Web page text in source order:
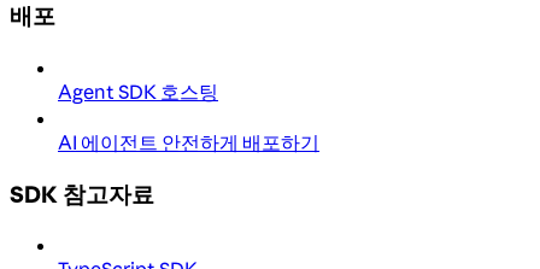
배포
Agent SDK 호스팅
AI 에이전트 안전하게 배포하기
SDK 참고자료